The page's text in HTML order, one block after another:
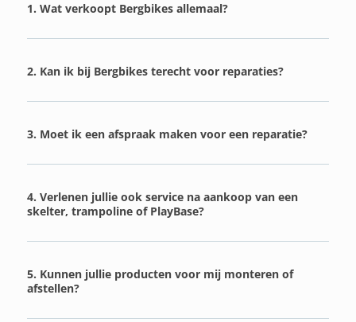
1. Wat verkoopt Bergbikes allemaal?
2. Kan ik bij Bergbikes terecht voor reparaties?
3. Moet ik een afspraak maken voor een reparatie?
4. Verlenen jullie ook service na aankoop van een
skelter, trampoline of PlayBase?
5. Kunnen jullie producten voor mij monteren of
afstellen?